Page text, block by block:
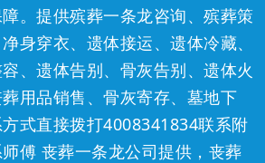
。提供殡葬一条龙咨询、殡葬策
身穿衣、遗体接运、遗体冷藏、
、遗体告别、骨灰告别、遗体火
用品销售、骨灰寄存、墓地下
式直接拨打4008341834联系附
傅 丧葬一条龙公司提供，丧葬